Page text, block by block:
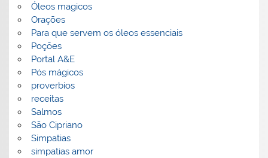
Óleos magicos
Orações
Para que servem os óleos essenciais
Poções
Portal A&E
Pós mágicos
proverbios
receitas
Salmos
São Cipriano
Simpatias
simpatias amor